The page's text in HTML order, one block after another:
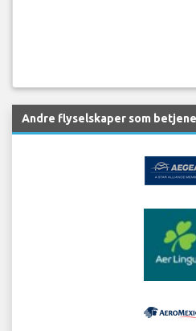
Andre flyselskaper som